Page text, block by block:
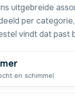
uitgebreide
per
vindt dat past
en schimmel